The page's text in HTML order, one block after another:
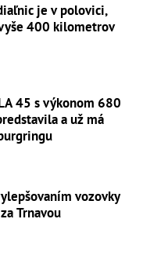
je v polovici,
400 kilometrov
45 s výkonom 680
a už má
vozovky
Trnavou